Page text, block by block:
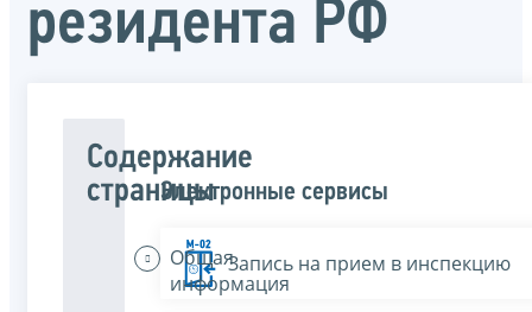
резидента РФ
Содержание
страницы
Общая
информация
Электронные сервисы
Запись на прием в инспекцию